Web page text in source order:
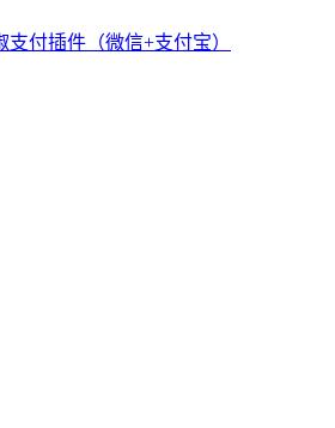
付插件（微信+支付宝）